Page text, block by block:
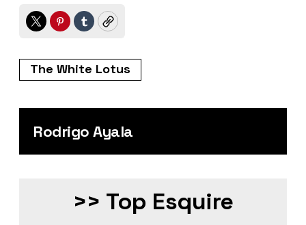
TwitterPinterest
TumblrCopy
The White Lotus
Rodrigo Ayala
>> Top Esquire